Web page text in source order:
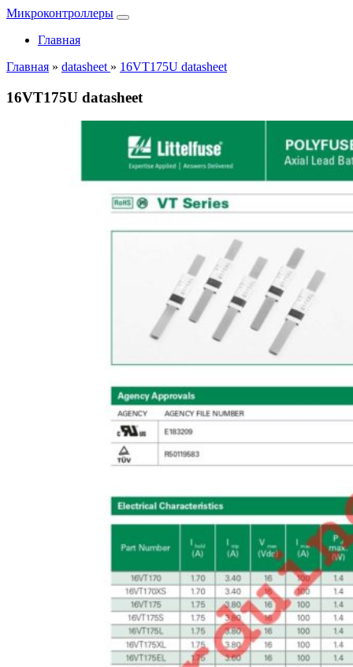
Микроконтроллеры
Главная
Главная » datasheet » 16VT175U datasheet
16VT175U datasheet